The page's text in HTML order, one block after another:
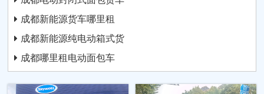
成都新能源货车哪里租
成都新能源纯电动箱式货
成都哪里租电动面包车